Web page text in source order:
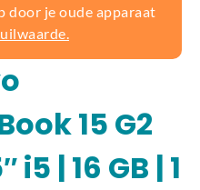
door je oude apparaat
15 G2
i5 | 16 GB | 1